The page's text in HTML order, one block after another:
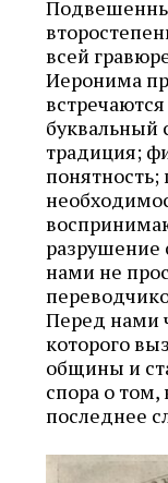
всей
Иеронима
буквальный
традиция;
разрушение
нами не
Перед нами
которого
общины и
спора о
последнее